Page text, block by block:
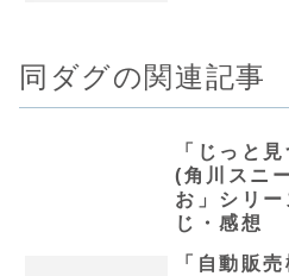
同ダグの関連記事
「じっと
(角川スニ
お」シリ
じ・感想
「自動販